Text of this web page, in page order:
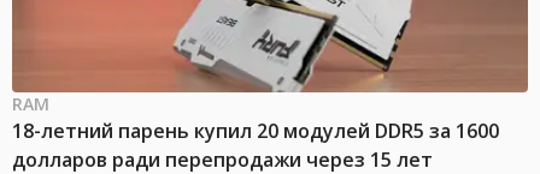
RAM
18-летний парень купил 20 модулей DDR5 за 1600
долларов ради перепродажи через 15 лет